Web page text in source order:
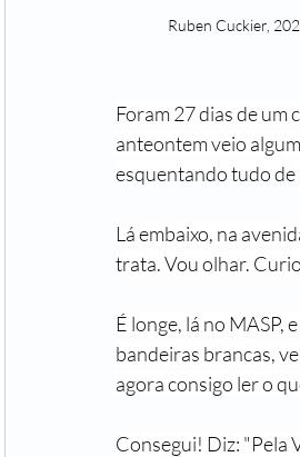
Ruben Cuckier,
Foram 27 dias de um
anteontem veio
esquentando tudo de
Lá embaixo, na
trata. Vou olhar.
É longe, lá no MASP,
bandeiras brancas,
agora consigo ler o
Consegui! Diz: "Pela